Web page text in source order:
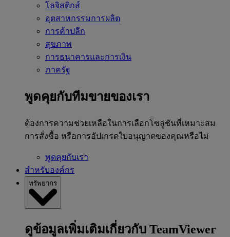
โลจิสติกส์
อุตสาหกรรมการผลิต
การค้าปลีก
สุขภาพ
การธนาคารและการเงิน
ภาครัฐ
พูดคุยกับทีมขายของเรา
ต้องการความช่วยเหลือในการเลือกโซลูชันที่เหมาะสม
การสั่งซื้อ หรือการอัปเกรดใบอนุญาตของคุณหรือไม่
พูดคุยกับเรา
สำหรับองค์กร
ทรัพยากร
ดูข้อมูลเพิ่มเติมเกี่ยวกับ TeamViewer